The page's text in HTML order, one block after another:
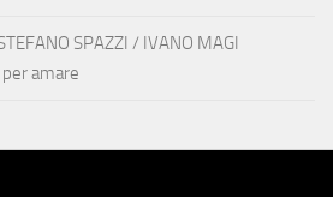
SPAZZI / IVANO MAGI
amare